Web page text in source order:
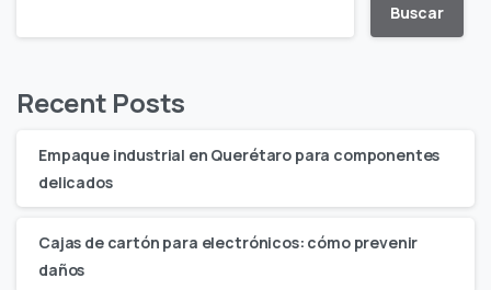
Buscar
Recent Posts
Empaque industrial en Querétaro para componentes
delicados
Cajas de cartón para electrónicos: cómo prevenir
daños